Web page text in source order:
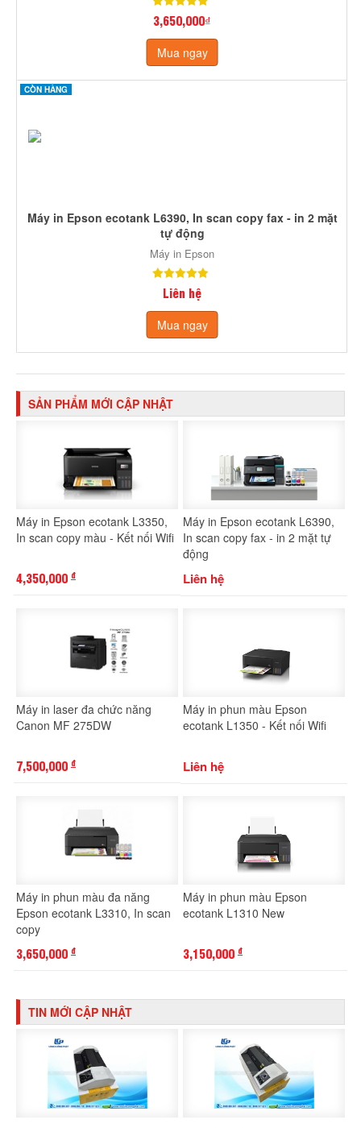
3,650,000₫
Mua ngay
CÒN HÀNG
Máy in Epson ecotank L6390, In scan copy fax - in 2 mặt
tự động
Máy in Epson
Liên hệ
Mua ngay
SẢN PHẨM MỚI CẬP NHẬT
Máy in Epson ecotank L3350,
In scan copy màu - Kết nối Wifi
4,350,000 đ
Máy in Epson ecotank L6390,
In scan copy fax - in 2 mặt tự
động
Liên hệ
Máy in laser đa chức năng
Canon MF 275DW
7,500,000 đ
Máy in phun màu Epson
ecotank L1350 - Kết nối Wifi
Liên hệ
Máy in phun màu đa năng
Epson ecotank L3310, In scan
copy
3,650,000 đ
Máy in phun màu Epson
ecotank L1310 New
3,150,000 đ
TIN MỚI CẬP NHẬT